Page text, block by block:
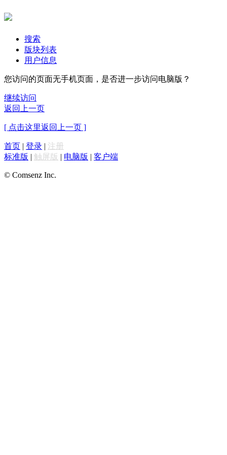
搜索
版块列表
用户信息
您访问的页面无手机页面，是否进一步访问电脑版？
继续访问
返回上一页
[ 点击这里返回上一页 ]
首页 | 登录 | 注册
标准版 | 触屏版 | 电脑版 | 客户端
© Comsenz Inc.